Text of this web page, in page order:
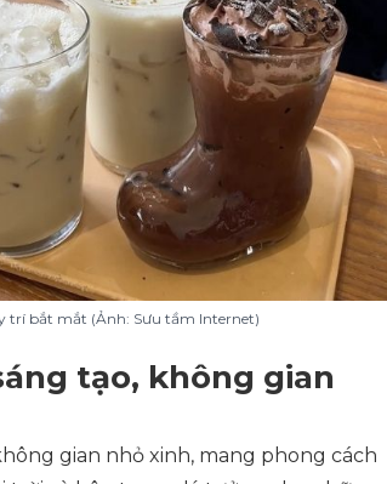
trí bắt mắt (Ảnh: Sưu tầm Internet)
tạo, không gian
gian nhỏ xinh, mang phong cách